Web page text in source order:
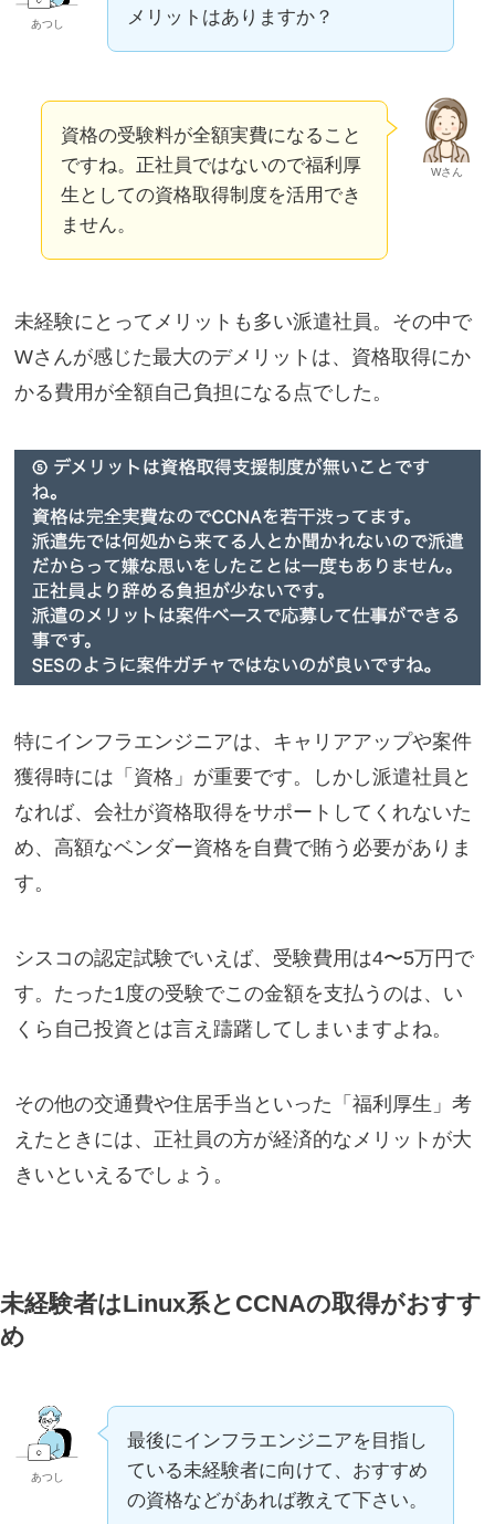
あつし
メリットはありますか？
Wさん
資格の受験料が全額実費になること
ですね。正社員ではないので福利厚
生としての資格取得制度を活用でき
ません。
未経験にとってメリットも多い派遣社員。その中で
Wさんが感じた最大のデメリットは、資格取得にか
かる費用が全額自己負担になる点でした。
特にインフラエンジニアは、キャリアアップや案件
獲得時には「資格」が重要です。しかし派遣社員と
なれば、会社が資格取得をサポートしてくれないた
め、高額なベンダー資格を自費で賄う必要がありま
す。
シスコの認定試験でいえば、受験費用は4〜5万円で
す。たった1度の受験でこの金額を支払うのは、い
くら自己投資とは言え躊躇してしまいますよね。
その他の交通費や住居手当といった「福利厚生」考
えたときには、正社員の方が経済的なメリットが大
きいといえるでしょう。
未経験者はLinux系とCCNAの取得がおすす
め
あつし
最後にインフラエンジニアを目指し
ている未経験者に向けて、おすすめ
の資格などがあれば教えて下さい。